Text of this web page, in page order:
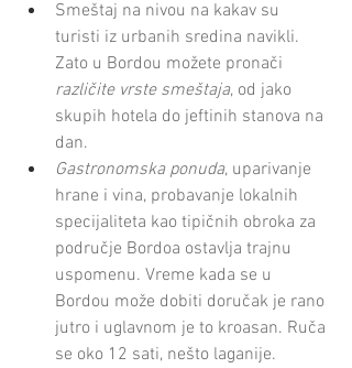
Smeštaj na nivou na kakav su
turisti iz urbanih sredina navikli.
Zato u Bordou možete pronači
različite vrste smeštaja, od jako
skupih hotela do jeftinih stanova na
dan.
Gastronomska ponuda, uparivanje
hrane i vina, probavanje lokalnih
specijaliteta kao tipičnih obroka za
područje Bordoa ostavlja trajnu
uspomenu. Vreme kada se u
Bordou može dobiti doručak je rano
jutro i uglavnom je to kroasan. Ruča
se oko 12 sati, nešto laganije.